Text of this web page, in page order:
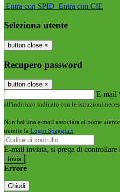
Entra con SPID Entra con CIE
Seleziona utente
button close ×
Recupero password
button close ×
E-mail
all'indirizzo indicato con le istruzioni
Non hai una e-mail associata al nome
tramite la Login Spaggiari
E-mail inviata, si prega di controllare
Errore
Chiudi